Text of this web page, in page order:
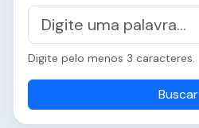
Digite pelo menos 3 caracteres.
Buscar